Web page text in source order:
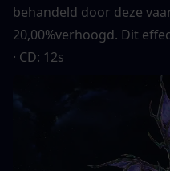
behandeld door deze
20,00%verhoogd. Dit
· CD: 12s